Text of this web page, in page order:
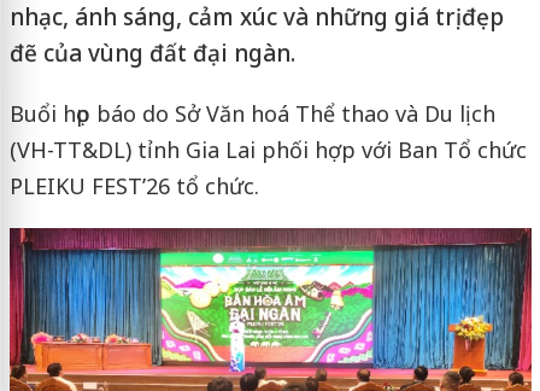
nhạc, ánh sáng, cảm xúc và những giá trị đẹp
đẽ của vùng đất đại ngàn.
Buổi họp báo do Sở Văn hoá Thể thao và Du lịch
(VH-TT&DL) tỉnh Gia Lai phối hợp với Ban Tổ chức
PLEIKU FEST’26 tổ chức.